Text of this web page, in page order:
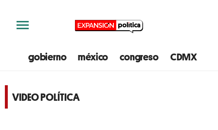
gobierno méxico congreso CDMX
VIDEO POLÍTICA